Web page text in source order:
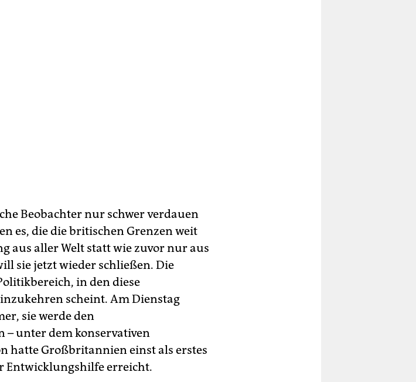
Beobachter nur schwer verdauen
es, die die britischen Grenzen weit
aus aller Welt statt wie zuvor nur aus
sie jetzt wieder schließen. Die
in den diese
scheint. Am Dienstag
sie werde den
unter dem konservativen
hatte Großbritannien einst als erstes
Entwicklungshilfe erreicht.